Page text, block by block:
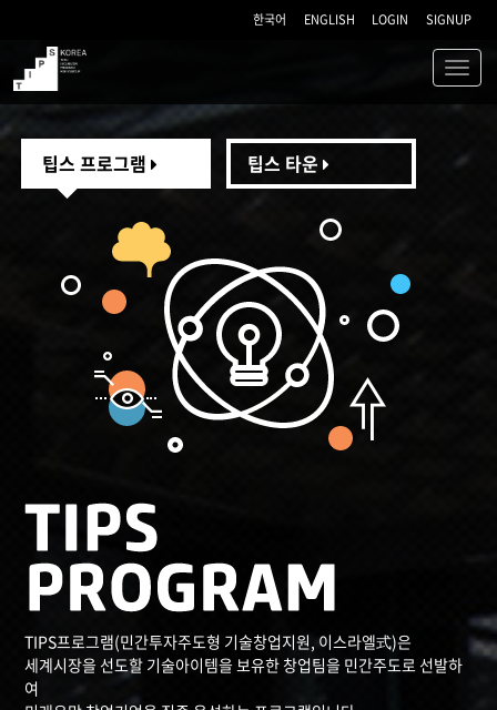
한국어 ENGLISH LOGIN SIGNUP
TIPS
팁스 프로그램 팁스 타운
TIPS프로그램(민간투자주도형 기술창업지원, 이스라엘式)은
세계시장을 선도할 기술아이템을 보유한 창업팀을 민간주도로 선발하
여